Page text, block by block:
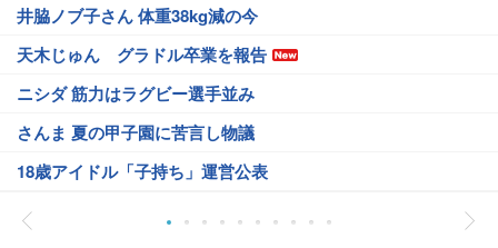
井脇ノブ子さん 体重38kg減の今
天木じゅん グラドル卒業を報告
ニシダ 筋力はラグビー選手並み
さんま 夏の甲子園に苦言し物議
18歳アイドル「子持ち」運営公表